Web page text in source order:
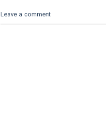
Leave a comment